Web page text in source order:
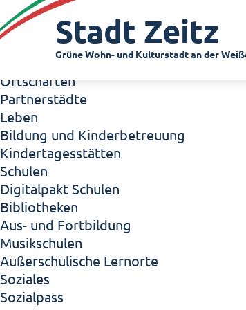
Zeitz - Die Kleinstadt
Willkommen in Zeitz!
Interview mit Oberbürgermeister
Zeitz - Stadt der Zukunft
Ortschaften
Partnerstädte
Leben
Bildung und Kinderbetreuung
Kindertagesstätten
Schulen
Digitalpakt Schulen
Bibliotheken
Aus- und Fortbildung
Musikschulen
Außerschulische Lernorte
Soziales
Sozialpass
Stadt Zeitz
Grüne Wohn- und Kulturstadt an der